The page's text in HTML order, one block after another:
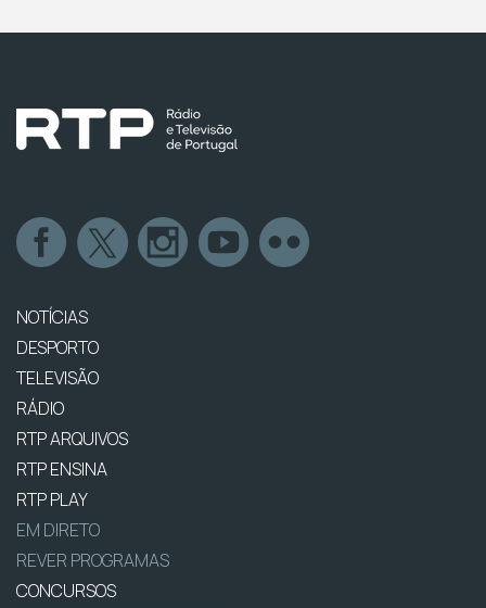
NOTÍCIAS
DESPORTO
TELEVISÃO
RÁDIO
RTP ARQUIVOS
RTP ENSINA
RTP PLAY
EM DIRETO
REVER PROGRAMAS
CONCURSOS